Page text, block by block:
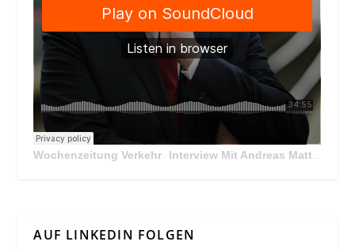
Wochenzeitung Verkehr · Interview Mit Andreas Matthä, CEO der ÖBB Holding
AUF LINKEDIN FOLGEN